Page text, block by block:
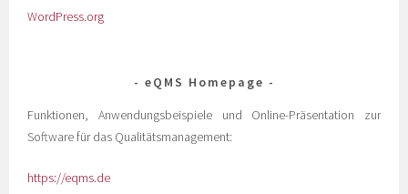
WordPress.org
eQMS Homepage
Funktionen, Anwendungsbeispiele und Online-Präsentation zur
Software für das Qualitätsmanagement:
https://eqms.de